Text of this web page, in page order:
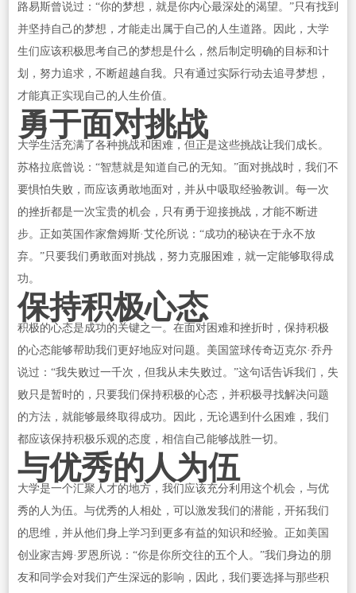
路易斯曾说过：“你的梦想，就是你内心最深处的渴望。”只有找到
并坚持自己的梦想，才能走出属于自己的人生道路。因此，大学
生们应该积极思考自己的梦想是什么，然后制定明确的目标和计
划，努力追求，不断超越自我。只有通过实际行动去追寻梦想，
才能真正实现自己的人生价值。
勇于面对挑战
大学生活充满了各种挑战和困难，但正是这些挑战让我们成长。
苏格拉底曾说：“智慧就是知道自己的无知。”面对挑战时，我们不
要惧怕失败，而应该勇敢地面对，并从中吸取经验教训。每一次
的挫折都是一次宝贵的机会，只有勇于迎接挑战，才能不断进
步。正如英国作家詹姆斯·艾伦所说：“成功的秘诀在于永不放
弃。”只要我们勇敢面对挑战，努力克服困难，就一定能够取得成
功。
保持积极心态
积极的心态是成功的关键之一。在面对困难和挫折时，保持积极
的心态能够帮助我们更好地应对问题。美国篮球传奇迈克尔·乔丹
说过：“我失败过一千次，但我从未失败过。”这句话告诉我们，失
败只是暂时的，只要我们保持积极的心态，并积极寻找解决问题
的方法，就能够最终取得成功。因此，无论遇到什么困难，我们
都应该保持积极乐观的态度，相信自己能够战胜一切。
与优秀的人为伍
大学是一个汇聚人才的地方，我们应该充分利用这个机会，与优
秀的人为伍。与优秀的人相处，可以激发我们的潜能，开拓我们
的思维，并从他们身上学习到更多有益的知识和经验。正如美国
创业家吉姆·罗恩所说：“你是你所交往的五个人。”我们身边的朋
友和同学会对我们产生深远的影响，因此，我们要选择与那些积